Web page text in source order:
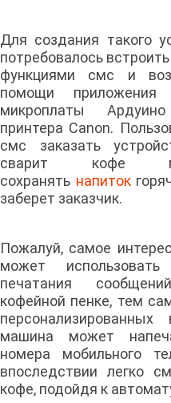
Для создания такого
потребовалось
функциями смс и
помощи приложения
микроплаты
принтера Canon.
смс заказать
сварит кофе
сохранять напиток
заберет заказчик.
Пожалуй, самое
может
печатания
кофейной пенке, тем
машина может
номера мобильного
впоследствии легко
кофе, подойдя к